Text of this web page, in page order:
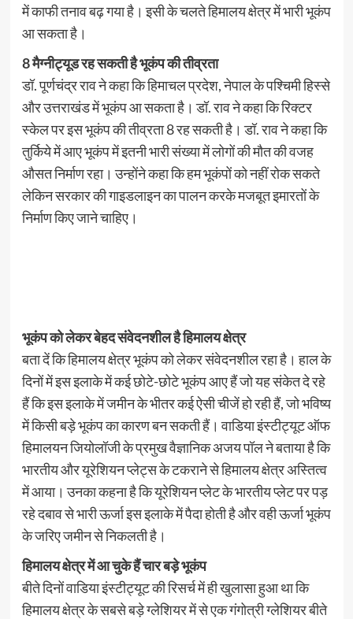
में काफी तनाव बढ़ गया है। इसी के चलते हिमालय क्षेत्र में भारी भूकंप
आ सकता है।
8 मैग्नीट्यूड रह सकती है भूकंप की तीव्रता
डॉ. पूर्णचंद्र राव ने कहा कि हिमाचल प्रदेश, नेपाल के पश्चिमी हिस्से
और उत्तराखंड में भूकंप आ सकता है। डॉ. राव ने कहा कि रिक्टर
स्केल पर इस भूकंप की तीव्रता 8 रह सकती है। डॉ. राव ने कहा कि
तुर्किये में आए भूकंप में इतनी भारी संख्या में लोगों की मौत की वजह
औसत निर्माण रहा। उन्होंने कहा कि हम भूकंपों को नहीं रोक सकते
लेकिन सरकार की गाइडलाइन का पालन करके मजबूत इमारतों के
निर्माण किए जाने चाहिए।
भूकंप को लेकर बेहद संवेदनशील है हिमालय क्षेत्र
बता दें कि हिमालय क्षेत्र भूकंप को लेकर संवेदनशील रहा है। हाल के
दिनों में इस इलाके में कई छोटे-छोटे भूकंप आए हैं जो यह संकेत दे रहे
हैं कि इस इलाके में जमीन के भीतर कई ऐसी चीजें हो रही हैं, जो भविष्य
में किसी बड़े भूकंप का कारण बन सकती हैं। वाडिया इंस्टीट्यूट ऑफ
हिमालयन जियोलॉजी के प्रमुख वैज्ञानिक अजय पॉल ने बताया है कि
भारतीय और यूरेशियन प्लेट्स के टकराने से हिमालय क्षेत्र अस्तित्व
में आया। उनका कहना है कि यूरेशियन प्लेट के भारतीय प्लेट पर पड़
रहे दबाव से भारी ऊर्जा इस इलाके में पैदा होती है और वही ऊर्जा भूकंप
के जरिए जमीन से निकलती है।
हिमालय क्षेत्र में आ चुके हैं चार बड़े भूकंप
बीते दिनों वाडिया इंस्टीट्यूट की रिसर्च में ही खुलासा हुआ था कि
हिमालय क्षेत्र के सबसे बड़े ग्लेशियर में से एक गंगोत्री ग्लेशियर बीते